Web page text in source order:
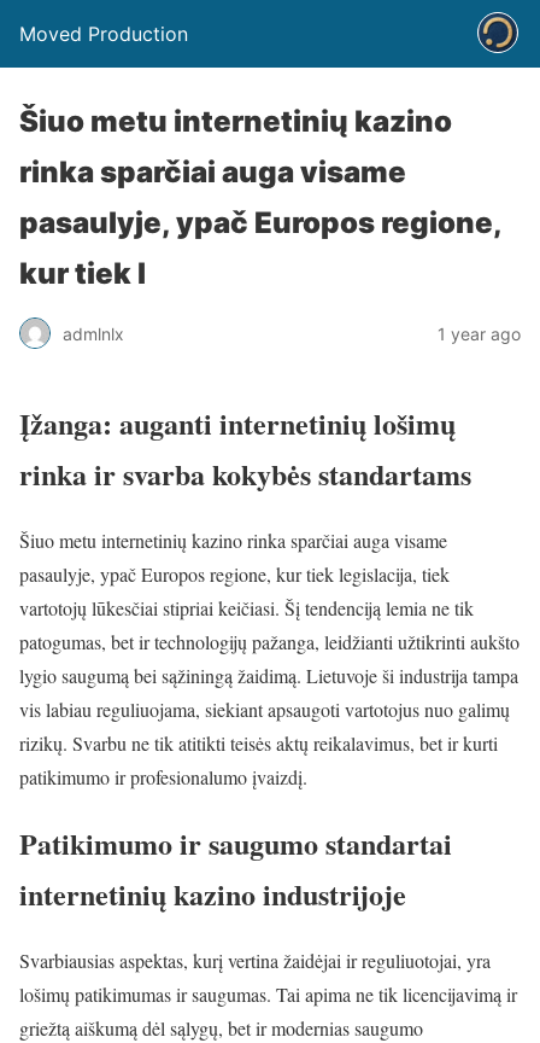
Moved Production
Šiuo metu internetinių kazino
rinka sparčiai auga visame
pasaulyje, ypač Europos regione,
kur tiek l
admlnlx 1 year ago
Įžanga: auganti internetinių lošimų
rinka ir svarba kokybės standartams
Šiuo metu internetinių kazino rinka sparčiai auga visame
pasaulyje, ypač Europos regione, kur tiek legislacija, tiek
vartotojų lūkesčiai stipriai keičiasi. Šį tendenciją lemia ne tik
patogumas, bet ir technologijų pažanga, leidžianti užtikrinti aukšto
lygio saugumą bei sąžiningą žaidimą. Lietuvoje ši industrija tampa
vis labiau reguliuojama, siekiant apsaugoti vartotojus nuo galimų
rizikų. Svarbu ne tik atitikti teisės aktų reikalavimus, bet ir kurti
patikimumo ir profesionalumo įvaizdį.
Patikimumo ir saugumo standartai
internetinių kazino industrijoje
Svarbiausias aspektas, kurį vertina žaidėjai ir reguliuotojai, yra
lošimų patikimumas ir saugumas. Tai apima ne tik licencijavimą ir
griežtą aiškumą dėl sąlygų, bet ir modernias saugumo